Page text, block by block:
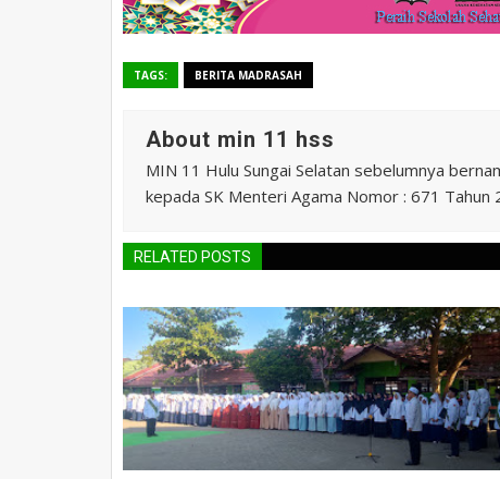
TAGS: BERITA MADRASAH
About min 11 hss
MIN 11 Hulu Sungai Selatan sebelumnya
kepada SK Menteri Agama Nomor : 671
RELATED POSTS